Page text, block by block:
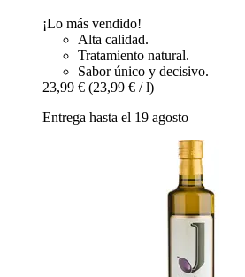
¡Lo más vendido!
Alta calidad.
Tratamiento natural.
Sabor único y decisivo.
23,99 € (23,99 € / l)
Entrega hasta el 19 agosto